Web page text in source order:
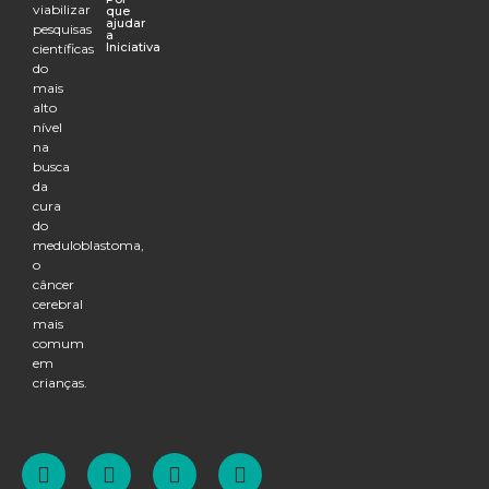
viabilizar
pesquisas
científicas
do
mais
alto
nível
na
busca
da
cura
do
meduloblastoma,
o
câncer
cerebral
mais
comum
em
crianças.
que
ajudar
a
Iniciativa